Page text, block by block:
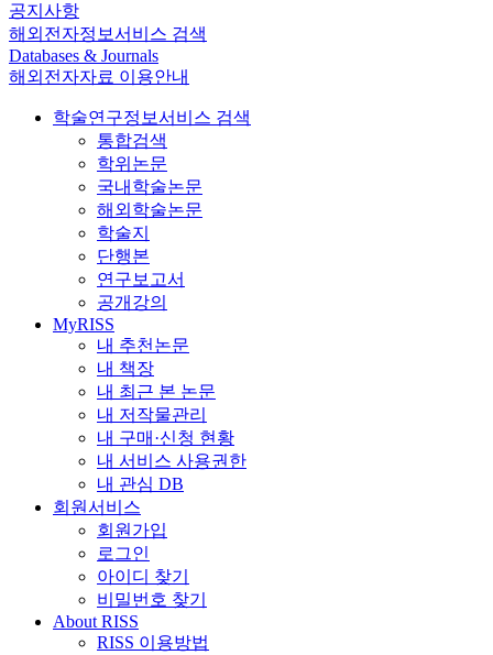
공지사항
해외전자정보서비스 검색
Databases & Journals
해외전자자료 이용안내
학술연구정보서비스 검색
통합검색
학위논문
국내학술논문
해외학술논문
학술지
단행본
연구보고서
공개강의
MyRISS
내 추천논문
내 책장
내 최근 본 논문
내 저작물관리
내 구매·신청 현황
내 서비스 사용권한
내 관심 DB
회원서비스
회원가입
로그인
아이디 찾기
비밀번호 찾기
About RISS
RISS 이용방법